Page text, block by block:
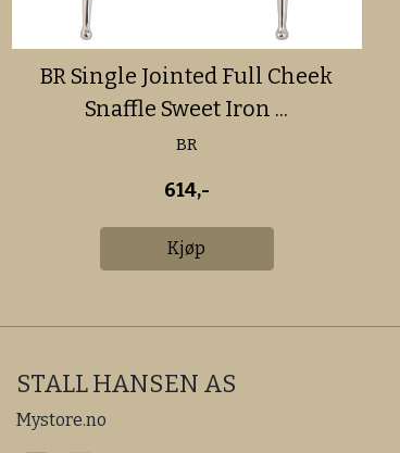
BR Single Jointed Full Cheek
Snaffle Sweet Iron ...
BR
614,-
Kjøp
STALL HANSEN AS
Mystore.no